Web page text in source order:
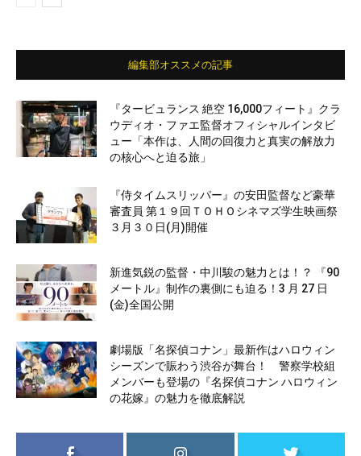
編集部オススメの記事
『タービュランス 絶空 16,000フィート』クラ
ウディオ・ファエ監督オフィシャルインタビ
ュー「本作は、人間の回復力と真実の解放力
の核心へと迫る旅」
『侍タイムスリッパー』の安田監督など豪華
審査員 第１９回ＴＯＨＯシネマズ学生映画祭
３月３０日(月)開催
新進気鋭の監督・中川駿の魅力とは！？ 『90
メートル』制作の裏側にも迫る！3 月 27 日
(金)全国公開
劇場版「名探偵コナン」最新作はハロウィン
シーズンで賑わう渋谷が舞台！ 警察学校組
メンバーも登場の『名探偵コナン ハロウィン
の花嫁』の魅力を徹底解説